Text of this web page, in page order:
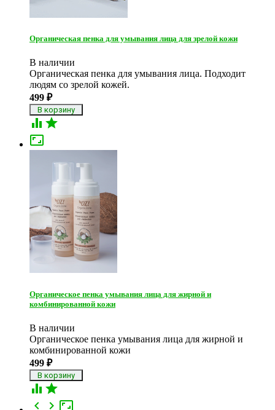
Органическая пенка для умывания лица для зрелой кожи
В наличии
Органическая пенка для умывания лица. Подходит
людям со зрелой кожей.
499 ₽
 

Органическое пенка умывания лица для жирной и
комбинированной кожи
В наличии
Органическое пенка умывания лица для жирной и
комбинированной кожи
499 ₽
 

 